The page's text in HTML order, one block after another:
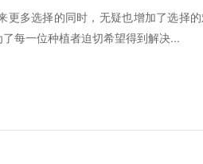
多选择的同时，无疑也增加了选择
每一位种植者迫切希望得到解决...